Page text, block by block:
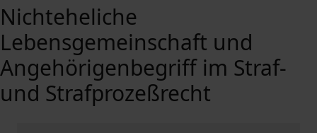
Nichteheliche
Lebensgemeinschaft und
Angehörigenbegriff im Straf-
und Strafprozeßrecht